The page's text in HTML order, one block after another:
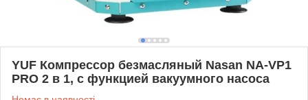
YUF Компрессор безмасляный Nasan NA-VP1
PRO 2 в 1, с функцией вакуумного насоса